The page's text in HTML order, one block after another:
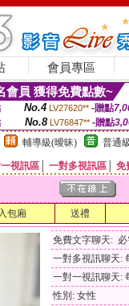
會員專區
會員 獲得免費點數~
No.4 LV27620** -贈點
No.8 LV76847** -贈點
輔導級(曖昧) 普通
視訊區 一對多視訊區 免
包廂 送禮
免費文字聊天:
一對多視訊聊天:
一對一視訊聊天:
性別: 女性